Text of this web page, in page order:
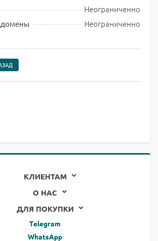
Неограниченно
Неограниченно
КЛИЕНТАМ
О НАС
ДЛЯ ПОКУПКИ
Telegram
WhatsApp